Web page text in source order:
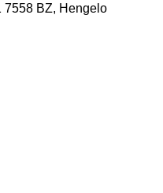
7558 BZ, Hengelo